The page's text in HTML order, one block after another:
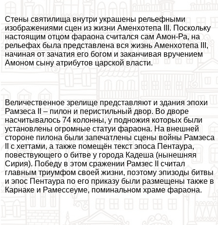
Стены святилища внутри украшены рельефными
изображениями сцен из жизни Аменхотепа III. Поскольку
настоящим отцом фараона считался сам Амон-Ра, на
рельефах была представлена вся жизнь Аменхотепа III,
начиная от зачатия его богом и заканчивая вручением
Амоном сыну атрибутов царской власти.
Величественное зрелище представляют и здания эпохи
Рамзеса II – пилон и перистильный двор. Во дворе
насчитывалось 74 колонны, у подножия которых были
установлены огромные статуи фараона. На внешней
стороне пилона были запечатлены сцены войны Рамзеса
II с хеттами, а также помещён текст эпоса Пентаура,
повествующего о битве у города Кадеша (нынешняя
Сирия). Победу в этом сражении Рамзес II считал
главным триумфом своей жизни, поэтому эпизоды битвы
и эпос Пентаура по его приказу были размещены также в
Карнаке и Рамессеуме, поминальном храме фараона.